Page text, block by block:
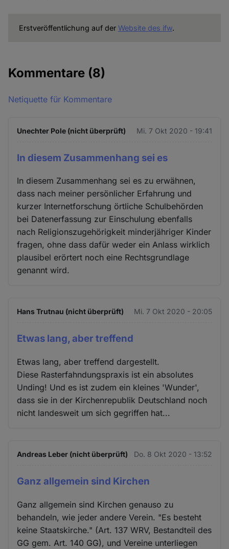
Erstveröffentlichung auf der Website des ifw.
Kommentare (8)
Netiquette für Kommentare
Unechter Pole (nicht überprüft) Mi. 7 Okt 2020 - 19:41
In diesem Zusammenhang sei es
In diesem Zusammenhang sei es zu erwähnen,
dass nach meiner persönlicher Erfahrung und
kurzer Internetforschung örtliche Schulbehörden
bei Datenerfassung zur Einschulung ebenfalls
nach Religionszugehörigkeit minderjähriger Kinder
fragen, ohne dass dafür weder ein Anlass wirklich
plausibel erörtert noch eine Rechtsgrundlage
genannt wird.
Hans Trutnau (nicht überprüft) Mi. 7 Okt 2020 - 20:05
Etwas lang, aber treffend
Etwas lang, aber treffend dargestellt.
Diese Rasterfahndungspraxis ist ein absolutes
Unding! Und es ist zudem ein kleines 'Wunder',
dass sie in der Kirchenrepublik Deutschland noch
nicht landesweit um sich gegriffen hat...
Andreas Leber (nicht überprüft) Do. 8 Okt 2020 - 13:52
Ganz allgemein sind Kirchen
Ganz allgemein sind Kirchen genauso zu
behandeln, wie jeder andere Verein. "Es besteht
keine Staatskirche." (Art. 137 WRV, Bestandteil des
GG gem. Art. 140 GG), und Vereine unterliegen